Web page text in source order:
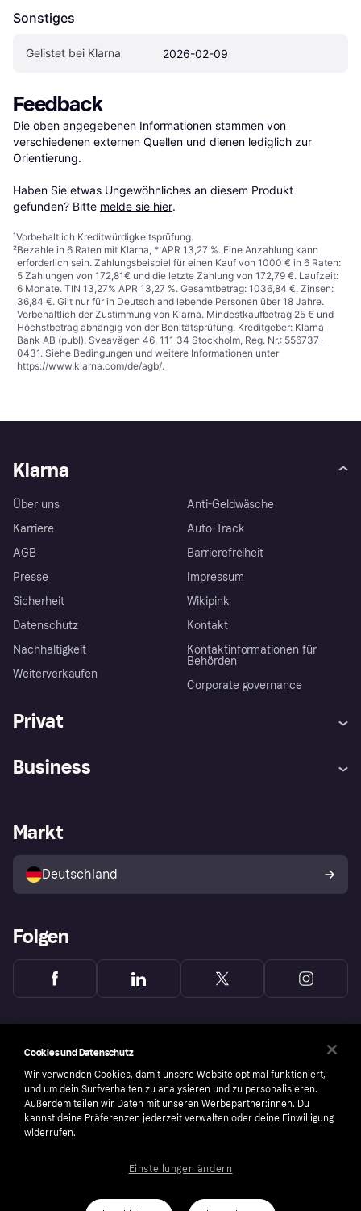
Sonstiges
Gelistet bei Klarna 2026-02-09
Feedback
Die oben angegebenen Informationen stammen von
verschiedenen externen Quellen und dienen lediglich zur
Orientierung.
Haben Sie etwas Ungewöhnliches an diesem Produkt
gefunden? Bitte melde sie hier.
¹Vorbehaltlich Kreditwürdigkeitsprüfung.
²Bezahle in 6 Raten mit Klarna, * APR 13,27 %. Eine Anzahlung kann
erforderlich sein. Zahlungsbeispiel für einen Kauf von 1000 € in 6 Raten:
5 Zahlungen von 172,81€ und die letzte Zahlung von 172,79 €. Laufzeit:
6 Monate. TIN 13,27% APR 13,27 %. Gesamtbetrag: 1036,84 €. Zinsen:
36,84 €. Gilt nur für in Deutschland lebende Personen über 18 Jahre.
Vorbehaltlich der Zustimmung von Klarna. Mindestkaufbetrag 25 € und
Höchstbetrag abhängig von der Bonitätsprüfung. Kreditgeber: Klarna
Bank AB (publ), Sveavägen 46, 111 34 Stockholm, Reg. Nr.: 556737-
0431. Siehe Bedingungen und weitere Informationen unter
https://www.klarna.com/de/agb/.
Klarna
Über uns
Karriere
AGB
Presse
Sicherheit
Datenschutz
Nachhaltigkeit
Weiterverkaufen
Anti-Geldwäsche
Auto-Track
Barrierefreiheit
Impressum
Wikipink
Kontakt
Kontaktinformationen für
Behörden
Corporate governance
Privat
Klarna App
Shops entdecken
Käuferschutzrichtlinie
Dein Widerrufsrecht
Business
Händlerportal
Markt
Deutschland
Folgen
number: 556737-0431
Cookies und Datenschutz
Wir verwenden Cookies, damit unsere Website optimal funktioniert,
und um dein Surfverhalten zu analysieren und zu personalisieren.
Außerdem teilen wir Daten mit unseren Werbepartner:innen. Du
kannst deine Präferenzen jederzeit verwalten oder deine Einwilligung
widerrufen.
Einstellungen ändern